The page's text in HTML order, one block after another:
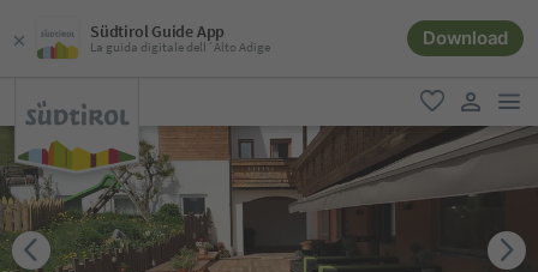
Südtirol Guide App
La guida digitale dell´Alto Adige Download
favoriti
user link